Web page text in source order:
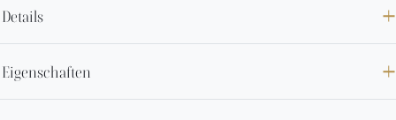
Details
Eigenschaften